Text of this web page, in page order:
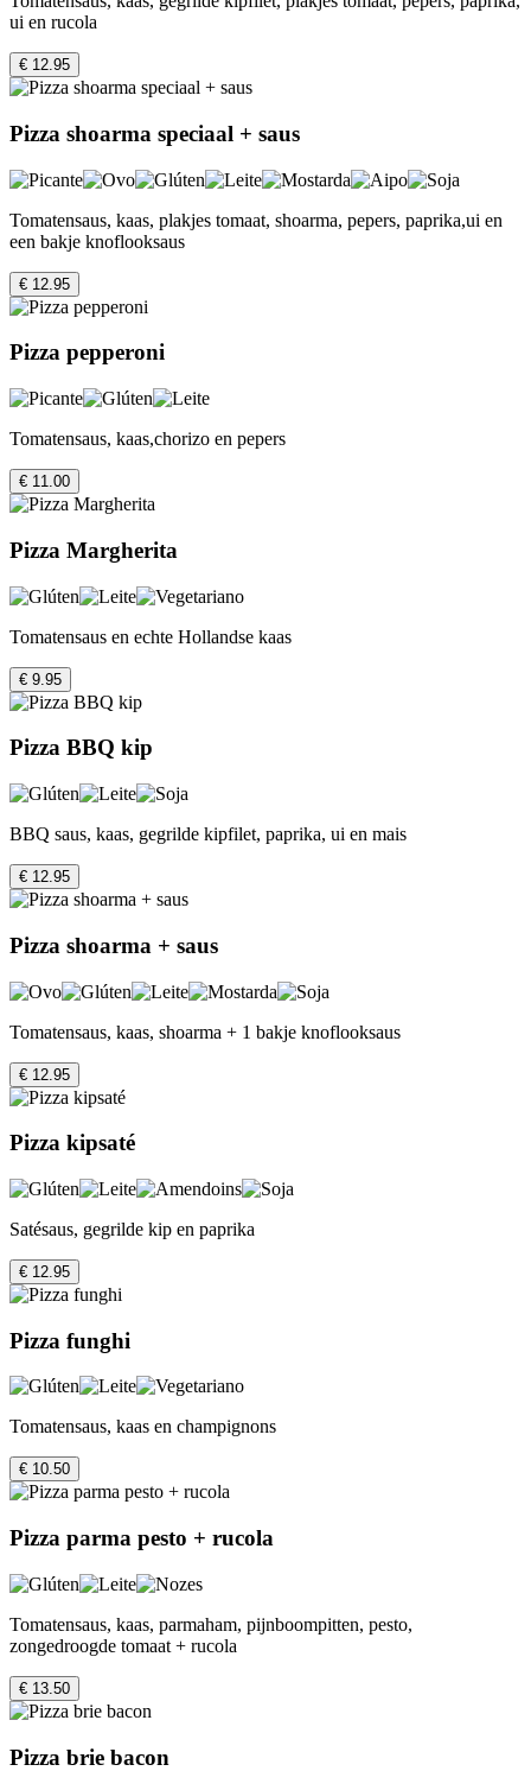
ui en rucola
€ 12.95
Pizza shoarma speciaal + saus
Tomatensaus, kaas, plakjes tomaat, shoarma, pepers, paprika,ui en
een bakje knoflooksaus
€ 12.95
Pizza pepperoni
Tomatensaus, kaas,chorizo en pepers
€ 11.00
Pizza Margherita
Tomatensaus en echte Hollandse kaas
€ 9.95
Pizza BBQ kip
BBQ saus, kaas, gegrilde kipfilet, paprika, ui en mais
€ 12.95
Pizza shoarma + saus
Tomatensaus, kaas, shoarma + 1 bakje knoflooksaus
€ 12.95
Pizza kipsaté
Satésaus, gegrilde kip en paprika
€ 12.95
Pizza funghi
Tomatensaus, kaas en champignons
€ 10.50
Pizza parma pesto + rucola
Tomatensaus, kaas, parmaham, pijnboompitten, pesto,
zongedroogde tomaat + rucola
€ 13.50
Pizza brie bacon